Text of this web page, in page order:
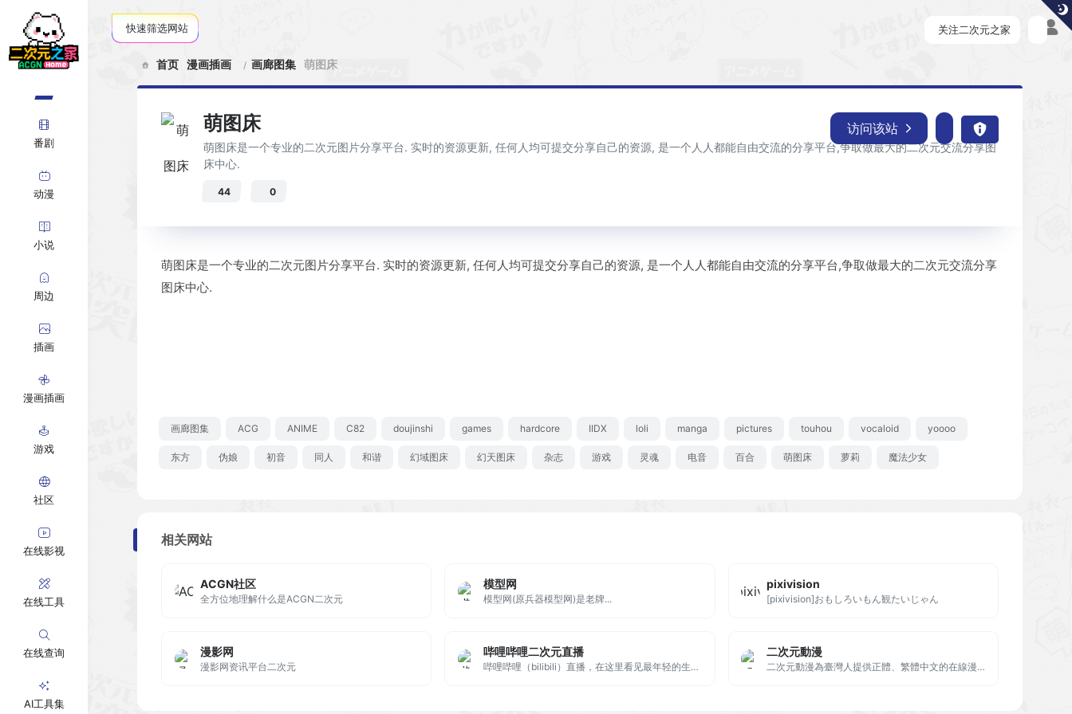
番剧
动漫
小说
周边
插画
漫画插画
游戏
社区
在线影视
在线工具
在线查询
AI工具集
快速筛选网站 关注二次元之家
首页 漫画插画 画廊图集 萌图床
萌图床
萌图床是一个专业的二次元图片分享平台. 实时的资源更新, 任何人均可提交分享自己的资源, 是一个人人都能自由交流的分享平台,争取做最大的二次元交流分享图
床中心.
44 0
访问该站
萌图床是一个专业的二次元图片分享平台. 实时的资源更新, 任何人均可提交分享自己的资源, 是一个人人都能自由交流的分享平台,争取做最大的二次元交流分享
图床中心.
画廊图集 ACG ANIME C82 doujinshi games hardcore IIDX loli manga pictures touhou vocaloid yoooo
东方 伪娘 初音 同人 和谐 幻域图床 幻天图床 杂志 游戏 灵魂 电音 百合 萌图床 萝莉 魔法少女
相关网站
ACGN社区
全方位地理解什么是ACGN二次元
模型网
模型网(原兵器模型网)是老牌...
pixivision
[pixivision]おもしろいもん観たいじゃん
漫影网
漫影网资讯平台二次元
哔哩哔哩二次元直播
哔哩哔哩（bilibili）直播，在这里看见最年轻的生活方式，学习、游戏、电竞、宅舞、唱见、绘画、美食等等应有尽有，快来捕捉你最喜欢的up主最真实的一面吧！
二次元動漫
二次元動漫為臺灣人提供正體、繁體中文的在線漫畫，每天24小時立即收錄最新更新、推出新番、連載漫畫、同人誌、並提供完整的漫畫試看以及漫畫情報資訊，動漫活動情報資訊一覽。二次元動漫提供之漫畫完全免費供使用者線上瀏覽、試看，並且與多家動漫網站合作協力推廣ACG文化，為繪師以及小說作家提供一個發佈分享交流平台